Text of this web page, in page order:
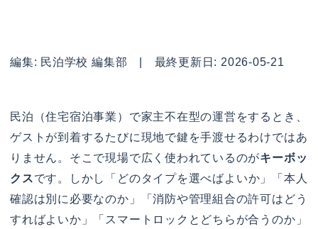
編集: 民泊学校 編集部 | 最終更新日: 2026-05-21
民泊（住宅宿泊事業）で家主不在型の運営をするとき、
ゲストが到着するたびに現地で鍵を手渡せるわけではあ
りません。そこで現場で広く使われているのがキーボッ
クスです。しかし「どのタイプを選べばよいか」「本人
確認は別に必要なのか」「消防や管理組合の許可はどう
すればよいか」「スマートロックとどちらが合うのか」